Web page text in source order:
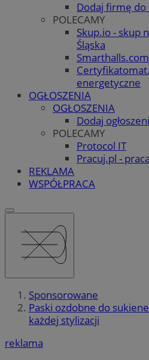
Dodaj firmę do
POLECAMY
Skup.io - skup
Śląska
energetyczne
OGŁOSZENIA
OGŁOSZENIA
Dodaj
POLECAMY
Protocol IT
Pracuj.pl -
REKLAMA
WSPÓŁPRACA
Sponsorowane
Paski ozdobne do
każdej stylizacji
reklama